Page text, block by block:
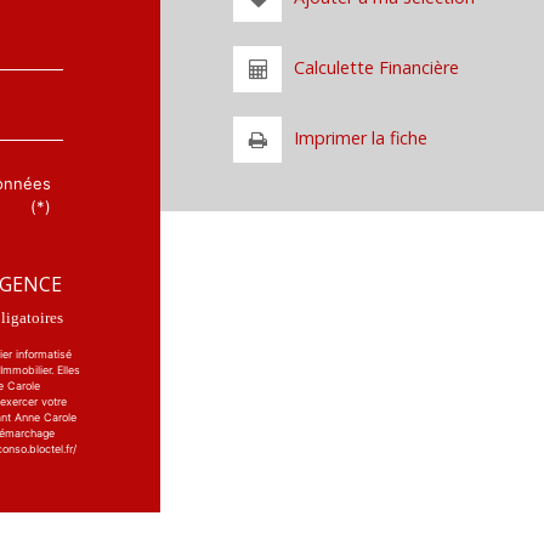
(*)
informatisé
Elles
Carole
votre
Anne Carole
Calculette Financière
Imprimer la fiche